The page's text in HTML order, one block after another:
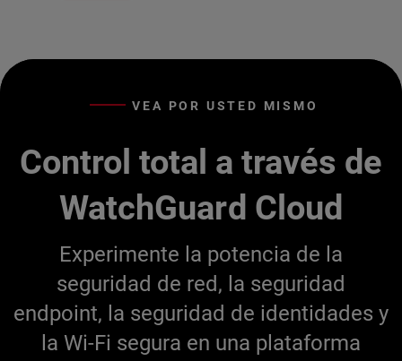
VEA POR USTED MISMO
Control total a través de
WatchGuard Cloud
Experimente la potencia de la
seguridad de red, la seguridad
endpoint, la seguridad de identidades y
la Wi-Fi segura en una plataforma